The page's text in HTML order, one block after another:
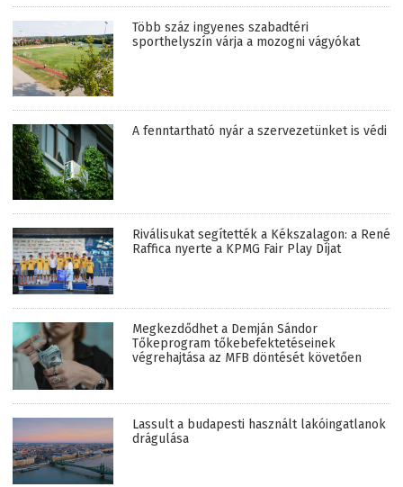
Több száz ingyenes szabadtéri
sporthelyszín várja a mozogni vágyókat
A fenntartható nyár a szervezetünket is védi
Riválisukat segítették a Kékszalagon: a René
Raffica nyerte a KPMG Fair Play Díjat
Megkezdődhet a Demján Sándor
Tőkeprogram tőkebefektetéseinek
végrehajtása az MFB döntését követően
Lassult a budapesti használt lakóingatlanok
drágulása